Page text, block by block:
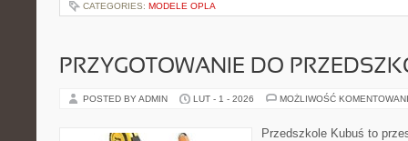
CATEGORIES: MODELE OPLA
PRZYGOTOWANIE DO
POSTED BY ADMIN LUT - 1 - 2026 MOŻLIWOŚĆ
Przedszkole Kubuś to